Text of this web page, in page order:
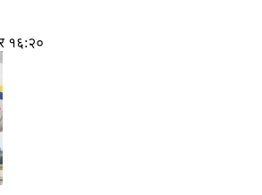
१६:२०